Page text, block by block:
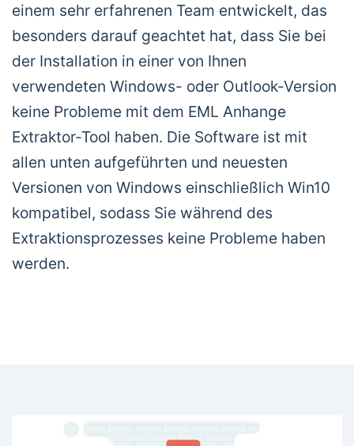
einem sehr erfahrenen Team entwickelt, das
besonders darauf geachtet hat, dass Sie bei
der Installation in einer von Ihnen
verwendeten Windows- oder Outlook-Version
keine Probleme mit dem EML Anhange
Extraktor-Tool haben. Die Software ist mit
allen unten aufgeführten und neuesten
Versionen von Windows einschließlich Win10
kompatibel, sodass Sie während des
Extraktionsprozesses keine Probleme haben
werden.